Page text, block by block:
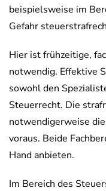
beispielsweise im
Gefahr
Hier ist frühzeitige,
notwendig. Effektive
sowohl den
Steuerrecht. Die
notwendigerweise
voraus. Beide
Hand anbieten.
Im Bereich des